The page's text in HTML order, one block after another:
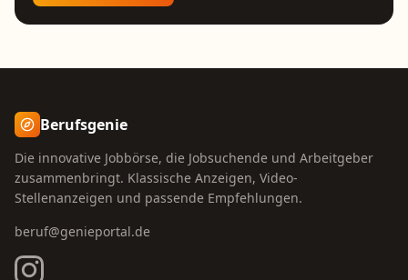
Berufsgenie
Die innovative Jobbörse, die Jobsuchende und Arbeitgeber
zusammenbringt. Klassische Anzeigen, Video-
Stellenanzeigen und passende Empfehlungen.
beruf@genieportal.de